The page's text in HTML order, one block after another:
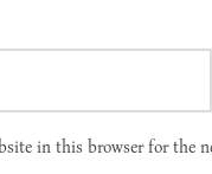
in this browser for the